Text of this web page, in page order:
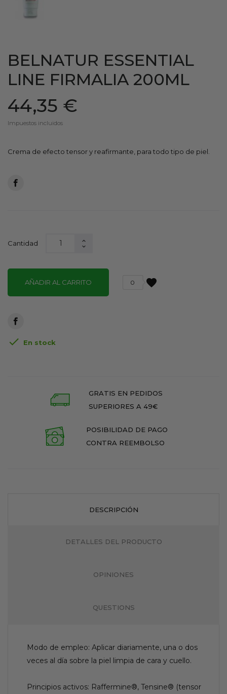
BELNATUR ESSENTIAL
LINE FIRMALIA 200ML
44,35 €
Impuestos incluidos
Crema de efecto tensor y reafirmante, para todo tipo de piel.
Cantidad
AÑADIR AL CARRITO favorite
0
 En stock
GRATIS EN PEDIDOS
SUPERIORES A 49€
POSIBILIDAD DE PAGO
CONTRA REEMBOLSO
DESCRIPCIÓN
DETALLES DEL PRODUCTO
OPINIONES
QUESTIONS
Modo de empleo: Aplicar diariamente, una o dos
veces al día sobre la piel limpia de cara y cuello.
Principios activos: Raffermine®, Tensine® (tensor